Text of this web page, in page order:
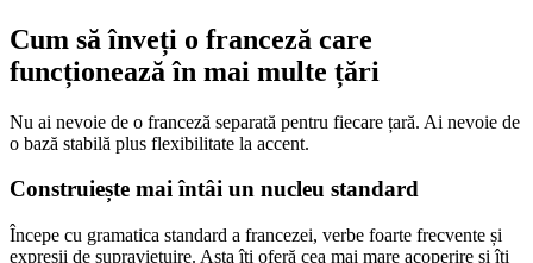
Cum să înveți o franceză care
funcționează în mai multe țări
Nu ai nevoie de o franceză separată pentru fiecare țară. Ai nevoie de
o bază stabilă plus flexibilitate la accent.
Construiește mai întâi un nucleu standard
Începe cu gramatica standard a francezei, verbe foarte frecvente și
expresii de supraviețuire. Asta îți oferă cea mai mare acoperire și îți